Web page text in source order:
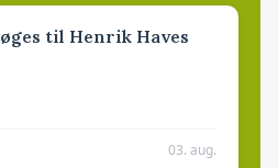
til Henrik Haves
03. aug.